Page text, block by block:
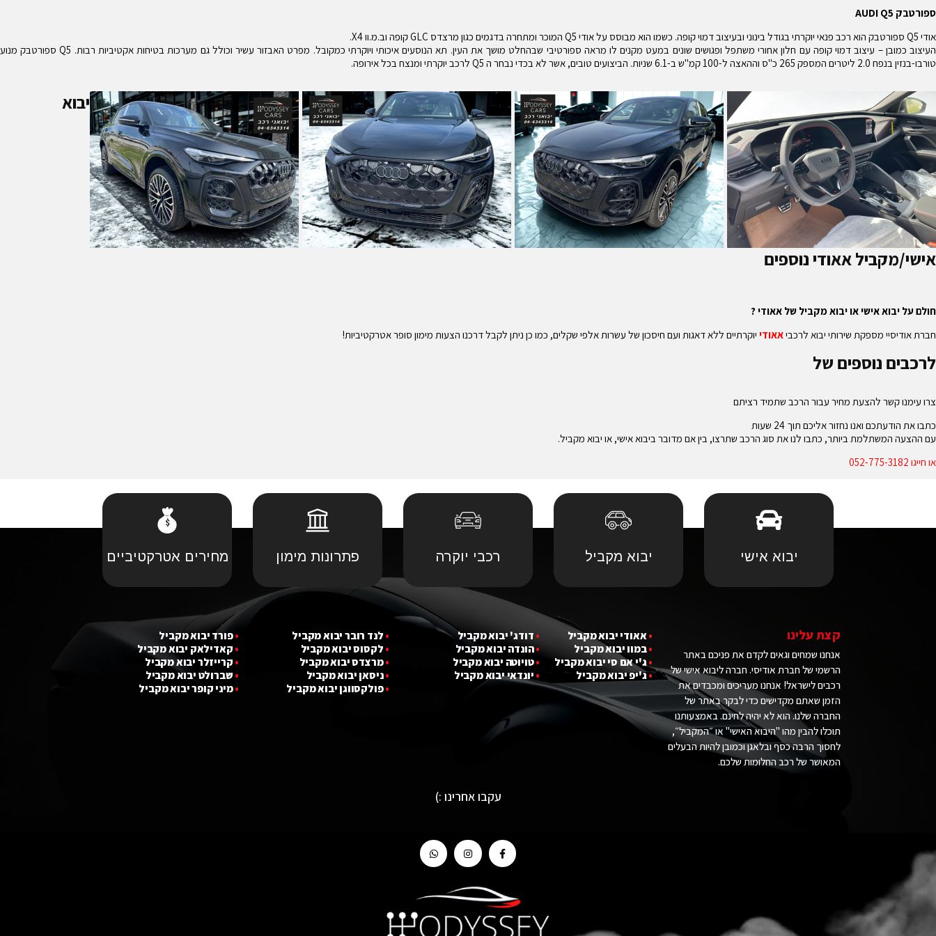
ספורטבק AUDI Q5
אודי Q5 ספורטבק הוא רכב פנאי יוקרתי בגודל בינוני ובעיצוב דמוי קופה. כשמו הוא מבוסס על אודי Q5 המוכר ומתחרה בדגמים כגון מרצדס GLC קופה וב.מ.וו X4.
העיצוב כמובן – עיצוב דמוי קופה עם חלון אחורי משתפל ופגושים שונים במעט מקנים לו מראה ספורטיבי שבהחלט מושך את העין. תא הנוסעים איכותי ויוקרתי כמקובל. מפרט האבזור עשיר וכולל גם מערכות בטיחות אקטיביות רבות. Q5 ספורטבק מנוע
טורבו-בנזין בנפח 2.0 ליטרים המספק 265 כ"ס וההאצה ל-100 קמ"ש ב-6.1 שניות. הביצועים טובים, אשר לא בכדי נבחר ה Q5 לרכב יוקרתי ומנצח בכל אירופה.
יבוא
אישי/מקביל אאודי נוספים
חולם על יבוא אישי או יבוא מקביל של אאודי ?
חברת אודיסיי מספקת שירותי יבוא לרכביאאודי יוקרתיים ללא דאגות ועם חיסכון של עשרות אלפי שקלים, כמו כן ניתן לקבל דרכנו הצעות מימון סופר אטרקטיביות!
לרכבים נוספים של
צרו עימנו קשר להצעת מחיר עבור הרכב שתמיד רציתם
כתבו את הודעתכם ואנו נחזור אליכם תוך 24 שעות
עם ההצעה המשתלמת ביותר, כתבו לנו את סוג הרכב שתרצו, בין אם מדובר ביבוא אישי, או יבוא מקביל.
או חייגו 052-775-3182
יבוא אישי יבוא מקביל רכבי יוקרה פתרונות מימון מחירים אטרקטיביים
קצת עלינו
אנחנו שמחים וגאים לקדם את פניכם באתר
הרשמי של חברת אודיסי. חברה ליבוא אישי של
רכבים לישראל! אנחנו מעריכים ומכבדים את
הזמן שאתם מקדישים כדי לבקר באתר של
החברה שלנו. הוא לא יהיה לחינם. באמצעותנו
תוכלו להבין מהו "היבוא האישי" או ״המקביל״,
לחסוך הרבה כסף ובלאגן וכמובן להיות הבעלים
המאושר של רכב החלומות שלכם.
• אאודי יבוא מקביל
•במוו יבוא מקביל
•ג'י אם סי יבוא מקביל
•ג'יפ יבוא מקביל
• דודג' יבוא מקביל
•הונדה יבוא מקביל
•טויוטה יבוא מקביל
• יונדאי יבוא מקביל
• לנד רובר יבוא מקביל
• לקסוס יבוא מקביל
•מרצדס יבוא מקביל
•ניסאן יבוא מקביל
•פולקסווגן יבוא מקביל
•פורד יבוא מקביל
• קאדילאק יבוא מקביל
• קרייזלר יבוא מקביל
• שברולט יבוא מקביל
•מיני קופר יבוא מקביל
עקבו אחרינו :)